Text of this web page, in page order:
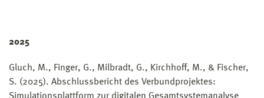
2025
Gluch, M., Finger, G., Milbradt, G., Kirchhoff, M., & Fischer,
S. (2025). Abschlussbericht des Verbundprojektes: